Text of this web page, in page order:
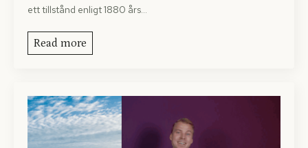
ett tillstånd enligt 1880 års…
Read more